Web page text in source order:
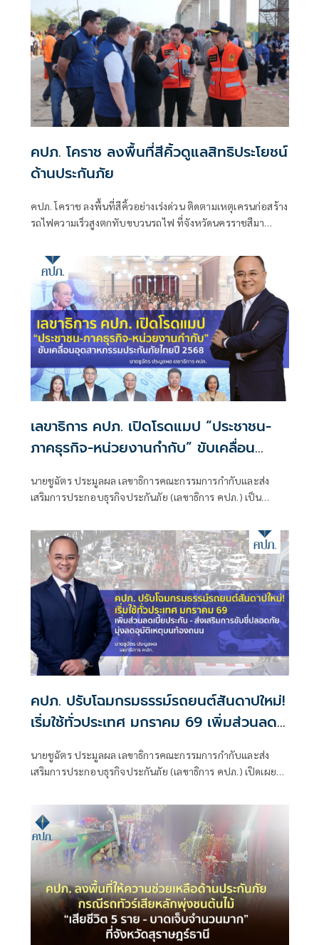
คปภ. โคราช ลงพื้นที่สีคิ้วดูแลสิทธิประโยชน์
ด้านประกันภัย
คปภ. โคราช ลงพื้นที่สีคิ้วอย่างเร่งด่วน ติดตามเหตุเครนก่อสร้าง
รถไฟความเร็วสูงตกทับขบวนรถไฟ ที่จังหวัดนครราชสีมา
เลขาธิการ คปภ. เปิดโรดแมป “ประชาชน-
ภาคธุรกิจ-หน่วยงานกำกับ” ขับเคลื่อน
นายชูฉัตร ประมูลผล เลขาธิการคณะกรรมการกำกับและส่ง
เสริมการประกอบธุรกิจประกันภัย (เลขาธิการ คปภ.) เป็น
สำนักงาน คปภ. ประจำปี 2568 พร้อมด้วยผู้บริหารระดับสูง
ของสำนักงานคณะกรรมการกำกับและส่งเสริมการประกอบ
ธุรกิจประกันภัย (สำนักงาน คปภ.) เมื่อวันที่ 3 กุมภาพันธ์ 2568
คปภ. ปรับโฉมกรมธรรม์รถยนต์สันดาปใหม่!
เริ่มใช้ทั่วประเทศ มกราคม 69 เพิ่มส่วนลด
ลดอุบัติเหตุบนท้องถนน
นายชูฉัตร ประมูลผล เลขาธิการคณะกรรมการกำกับและส่ง
เสริมการประกอบธุรกิจประกันภัย (เลขาธิการ คปภ.) เปิดเผยว่า
ประกันภัยและพิกัดอัตราเบี้ยประกันภัย